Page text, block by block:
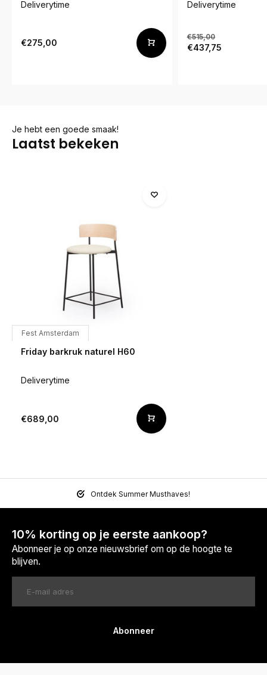
Deliverytime
€275,00
Deliverytime
€515,00
€437,75
Je hebt een goede smaak!
Laatst bekeken
Fest Amsterdam
Friday barkruk naturel H60
Deliverytime
€689,00
Ontdek Summer Musthaves!
10% korting op je eerste aankoop?
Abonneer je op onze nieuwsbrief om op de hoogte te
blijven.
Abonneer